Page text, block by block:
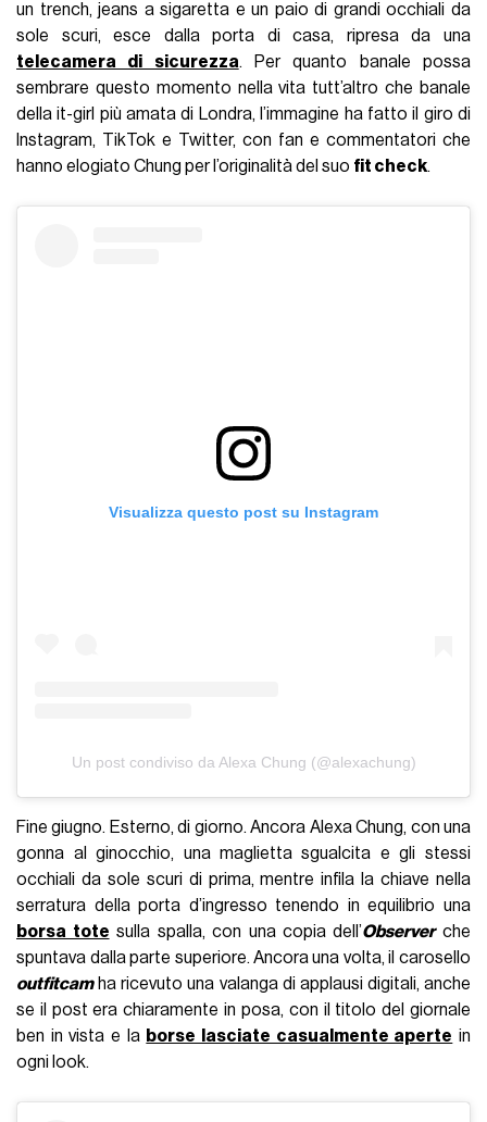
un trench, jeans a sigaretta e un paio di grandi occhiali da
sole scuri, esce dalla porta di casa, ripresa da una
telecamera di sicurezza. Per quanto banale possa
sembrare questo momento nella vita tutt’altro che banale
della it-girl più amata di Londra, l’immagine ha fatto il giro di
Instagram, TikTok e Twitter, con fan e commentatori che
hanno elogiato Chung per l’originalità del suo fit check.
Visualizza questo post su Instagram
Un post condiviso da Alexa Chung (@alexachung)
Fine giugno. Esterno, di giorno. Ancora Alexa Chung, con una
gonna al ginocchio, una maglietta sgualcita e gli stessi
occhiali da sole scuri di prima, mentre infila la chiave nella
serratura della porta d’ingresso tenendo in equilibrio una
borsa tote sulla spalla, con una copia dell’Observerche
spuntava dalla parte superiore. Ancora una volta, il carosello
outfitcamha ricevuto una valanga di applausi digitali, anche
se il post era chiaramente in posa, con il titolo del giornale
ben in vista e la borse lasciate casualmente aperte in
ogni look.